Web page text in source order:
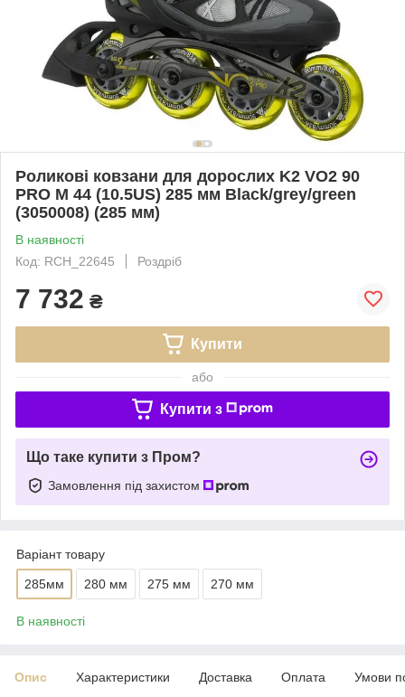
Роликові ковзани для дорослих K2 VO2 90
PRO M 44 (10.5US) 285 мм Black/grey/green
(3050008) (285 мм)
В наявності
Код: RCH_22645
Роздріб
7 732 ₴
Купити
або
Купити з
Що таке купити з Пром?
Замовлення під захистом
Варіант товару
285мм 280 мм 275 мм 270 мм
В наявності
Опис Характеристики Доставка Оплата Умови